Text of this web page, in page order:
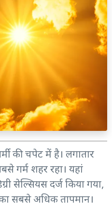
की चपेट में है। लगातार
गर्म शहर रहा। यहां
सेल्सियस दर्ज किया गया,
सबसे अधिक तापमान।